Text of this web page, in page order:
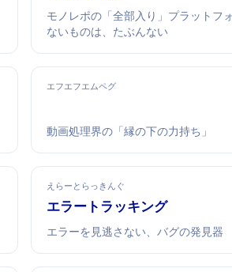
モノレポの「全部入り」プラットフ
ないものは、たぶんない
エフエフエムペグ
動画処理界の「縁の下の力持ち」
えらーとらっきんぐ
エラートラッキング
エラーを見逃さない、バグの発見器